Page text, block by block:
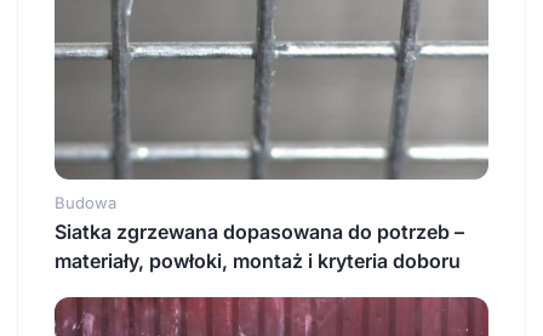
Budowa
Siatka zgrzewana dopasowana do potrzeb –
materiały, powłoki, montaż i kryteria doboru